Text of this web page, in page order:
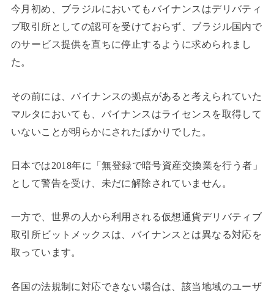
今月初め、ブラジルにおいてもバイナンスはデリバティ
ブ取引所としての認可を受けておらず、ブラジル国内で
のサービス提供を直ちに停止するように求められまし
た。
その前には、バイナンスの拠点があると考えられていた
マルタにおいても、バイナンスはライセンスを取得して
いないことが明らかにされたばかりでした。
日本では2018年に「無登録で暗号資産交換業を行う者」
として警告を受け、未だに解除されていません。
一方で、世界の人から利用される仮想通貨デリバティブ
取引所ビットメックスは、バイナンスとは異なる対応を
取っています。
各国の法規制に対応できない場合は、該当地域のユーザ